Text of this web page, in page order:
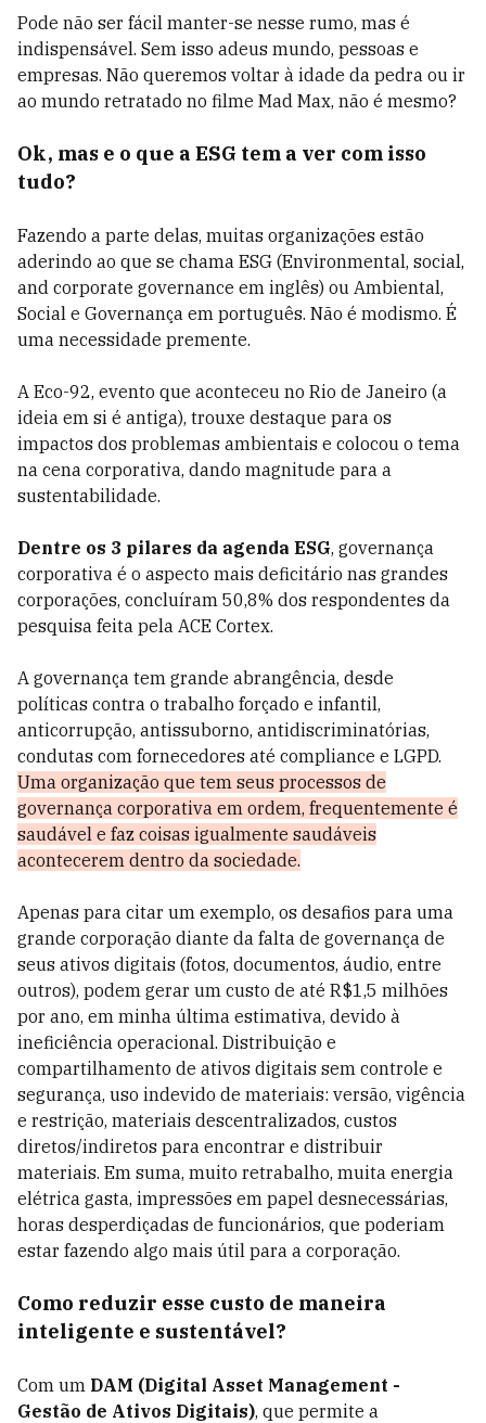
Pode não ser fácil manter-se nesse rumo, mas é
indispensável. Sem isso adeus mundo, pessoas e
empresas. Não queremos voltar à idade da pedra ou ir
ao mundo retratado no filme Mad Max, não é mesmo?
Ok, mas e o que a ESG tem a ver com isso
tudo?
Fazendo a parte delas, muitas organizações estão
aderindo ao que se chama ESG (Environmental, social,
and corporate governance em inglês) ou Ambiental,
Social e Governança em português. Não é modismo. É
uma necessidade premente.
A Eco-92, evento que aconteceu no Rio de Janeiro (a
ideia em si é antiga), trouxe destaque para os
impactos dos problemas ambientais e colocou o tema
na cena corporativa, dando magnitude para a
sustentabilidade.
Dentre os 3 pilares da agenda ESG, governança
corporativa é o aspecto mais deficitário nas grandes
corporações, concluíram 50,8% dos respondentes da
pesquisa feita pela ACE Cortex.
A governança tem grande abrangência, desde
políticas contra o trabalho forçado e infantil,
anticorrupção, antissuborno, antidiscriminatórias,
condutas com fornecedores até compliance e LGPD.
Uma organização que tem seus processos de
governança corporativa em ordem, frequentemente é
saudável e faz coisas igualmente saudáveis
acontecerem dentro da sociedade.
Apenas para citar um exemplo, os desafios para uma
grande corporação diante da falta de governança de
seus ativos digitais (fotos, documentos, áudio, entre
outros), podem gerar um custo de até R$1,5 milhões
por ano, em minha última estimativa, devido à
ineficiência operacional. Distribuição e
compartilhamento de ativos digitais sem controle e
segurança, uso indevido de materiais: versão, vigência
e restrição, materiais descentralizados, custos
diretos/indiretos para encontrar e distribuir
materiais. Em suma, muito retrabalho, muita energia
elétrica gasta, impressões em papel desnecessárias,
horas desperdiçadas de funcionários, que poderiam
estar fazendo algo mais útil para a corporação.
Como reduzir esse custo de maneira
inteligente e sustentável?
Com um DAM (Digital Asset Management -
Gestão de Ativos Digitais), que permite a